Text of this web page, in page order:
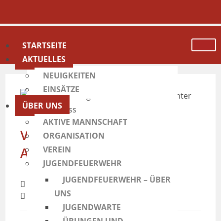
STARTSEITE
AKTUELLES
NEUIGKEITEN
EINSÄTZE
ÜBER UNS
AKTIVE MANNSCHAFT
ORGANISATION
VEREIN
JUGENDFEUERWEHR
JUGENDFEUERWEHR – ÜBER
UNS
JUGENDWARTE
Verkehrsunfall unter
Alkoholeinfluss
Freiwillige Feuerwehr Taufkirchen
19. Mai 2020